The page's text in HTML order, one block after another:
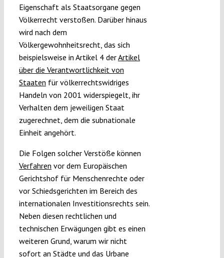
Eigenschaft als Staatsorgane gegen
Völkerrecht verstoßen. Darüber hinaus
wird nach dem
Völkergewohnheitsrecht, das sich
beispielsweise in Artikel 4 derArtikel
über die Verantwortlichkeit von
Staaten für völkerrechtswidriges
Handeln von 2001 widerspiegelt, ihr
Verhalten dem jeweiligen Staat
zugerechnet, dem die subnationale
Einheit angehört.
Die Folgen solcher Verstöße können
Verfahren vor dem Europäischen
Gerichtshof für Menschenrechte oder
vor Schiedsgerichten im Bereich des
internationalen Investitionsrechts sein.
Neben diesen rechtlichen und
technischen Erwägungen gibt es einen
weiteren Grund, warum wir nicht
sofort an Städte und das Urbane